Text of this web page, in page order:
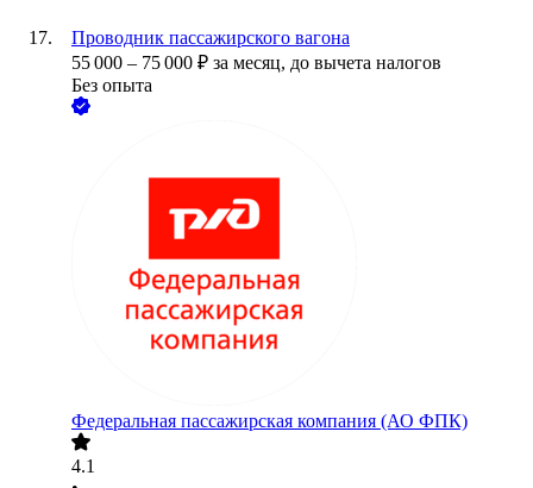
Проводник пассажирского вагона
55 000 – 75 000 ₽ за месяц, до вычета налогов
Без опыта
Федеральная пассажирская компания (АО ФПК)
4.1